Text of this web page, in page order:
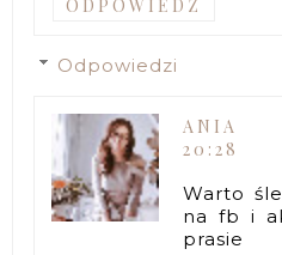
ODPOWIEDZ
Odpowiedzi
ANIA
20:28
Warto
na fb i
prasie